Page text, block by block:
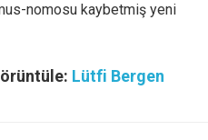
nomosu kaybetmiş yeni
Lütfi Bergen